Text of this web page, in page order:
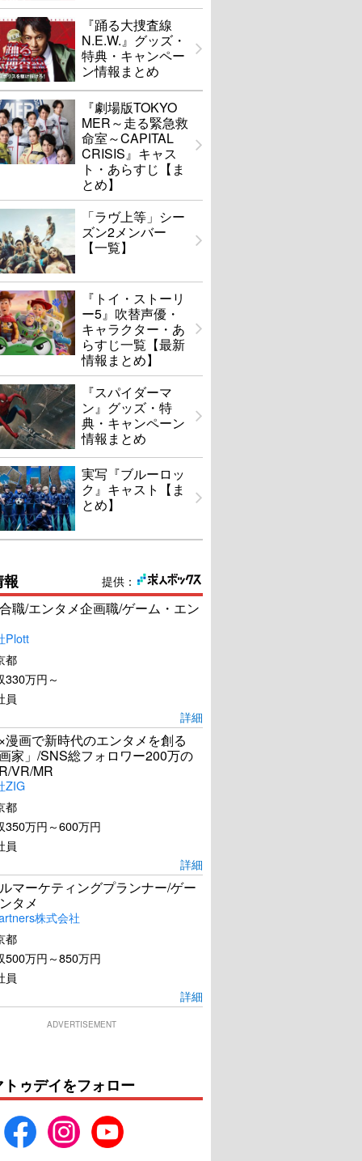
『踊る大捜査線
N.E.W.』グッズ・
特典・キャンペー
ン情報まとめ
『劇場版TOKYO
MER～走る緊急救
命室～CAPITAL
CRISIS』キャス
ト・あらすじ【ま
とめ】
「ラヴ上等」シー
ズン2メンバー
【一覧】
『トイ・ストーリ
ー5』吹替声優・
キャラクター・あ
らすじ一覧【最新
情報まとめ】
『スパイダーマ
ン』グッズ・特
典・キャンペーン
情報まとめ
実写『ブルーロッ
ク』キャスト【ま
とめ】
提供：
職/エンタメ企画職/ゲーム・エン
Plott
都
330万円～
員
詳細
漫画で新時代のエンタメを創る
画家」/SNS総フォロワー200万の
VR/MR
ZIG
都
350万円～600万円
員
詳細
マーケティングプランナー/ゲー
タメ
株式会社
都
500万円～850万円
員
詳細
ADVERTISEMENT
トゥデイをフォロー